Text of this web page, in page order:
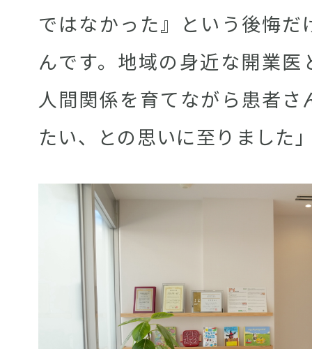
ではなかった』という後悔だ
んです。地域の身近な開業医
人間関係を育てながら患者さ
たい、との思いに至りました